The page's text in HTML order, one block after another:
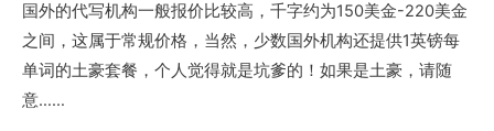
国外的代写机构一般报价比较高，千字约为150美金-220美金
之间，这属于常规价格，当然，少数国外机构还提供1英镑每
单词的土豪套餐，个人觉得就是坑爹的！如果是土豪，请随
意……